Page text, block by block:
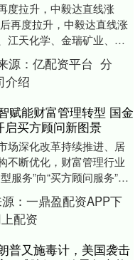
度拉升，中毅达直线涨
再度拉升，中毅达直线涨
江天化学、金瑞矿业、新
跟涨。....
源： 亿配资平台 分
介绍
赋能财富管理转型 国金
启买方顾问新图景
场深化改革持续推进、居
不断优化，财富管理行业
服务”向“买方顾问服务”转
，数字化、智能化成为行
： 一鼎盈配资APP下
配资
普又施毒计，美国袭击